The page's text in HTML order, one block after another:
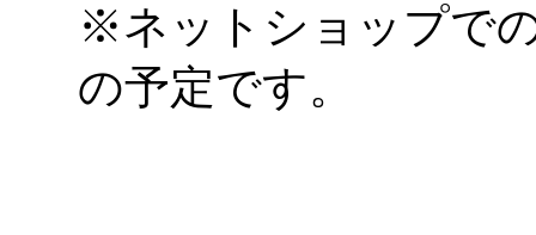
※ネットショップで
の予定です。